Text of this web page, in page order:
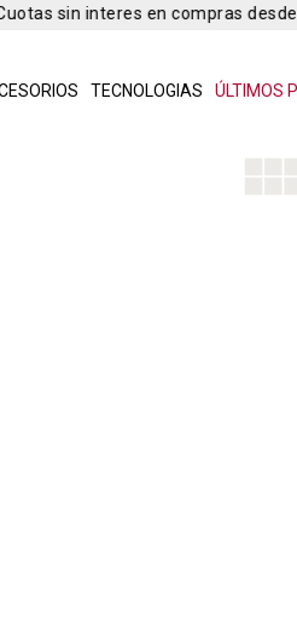
TECNOLOGIAS ÚLTIMOS
sin interes en compras desde